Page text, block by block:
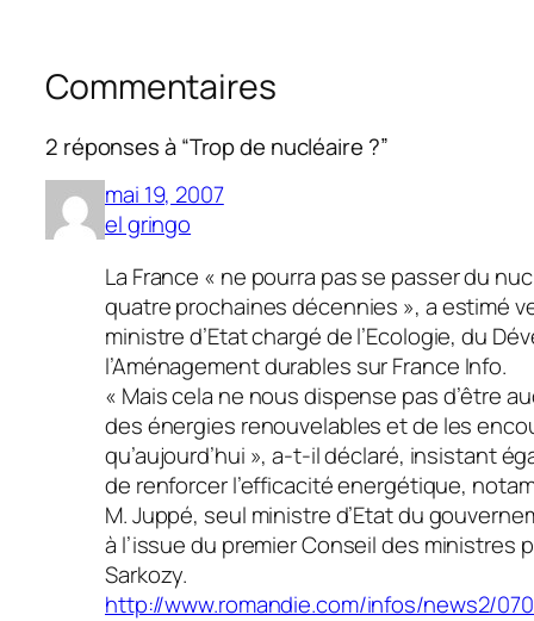
Commentaires
2 réponses à “Trop de nucléaire ?”
mai 19, 2007
el gringo
La France « ne pourra pas se passer du
quatre prochaines décennies », a estimé
ministre d’Etat chargé de l’Ecologie, du
l’Aménagement durables sur France Info.
« Mais cela ne nous dispense pas d’être
des énergies renouvelables et de les
qu’aujourd’hui », a-t-il déclaré, insistant
de renforcer l’efficacité energétique,
M. Juppé, seul ministre d’Etat du
à l’issue du premier Conseil des ministres
Sarkozy.
http://www.romandie.com/infos/news2/